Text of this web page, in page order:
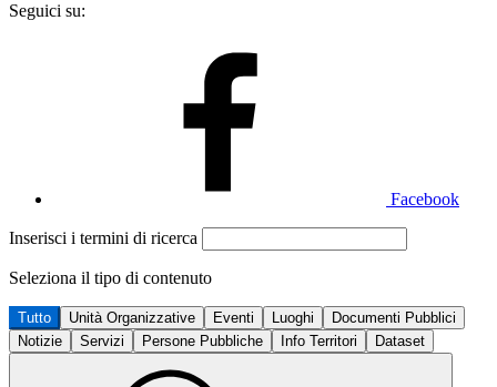
Seguici su:
Facebook
Inserisci i termini di ricerca
Seleziona il tipo di contenuto
Tutto Unità Organizzative Eventi Luoghi
Documenti Pubblici
Notizie
Servizi Persone Pubbliche Info Territori Dataset